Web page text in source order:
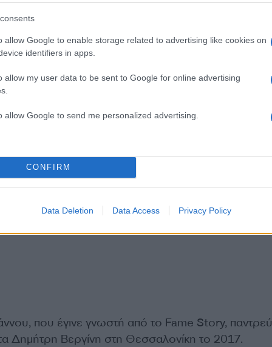
allow Google to enable storage related to advertising like cookies on
identifiers in apps.
allow my user data to be sent to Google for online advertising
allow Google to send me personalized advertising.
CONFIRM
Data Deletion Data Access Privacy Policy
που έγινε γνωστή από το Fame Story,
Δημήτρη Βεργίνη στη Θεσσαλονίκη το 2017.